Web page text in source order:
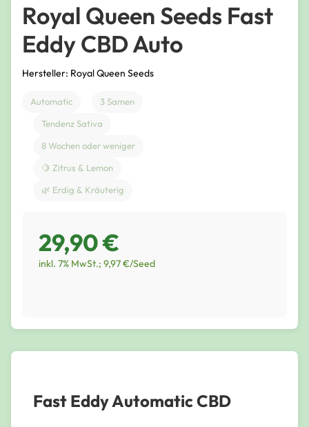
Royal Queen Seeds Fast
Eddy CBD Auto
Hersteller: Royal Queen Seeds
Automatic
3 Samen
Tendenz Sativa
8 Wochen oder weniger
🍋 Zitrus & Lemon
🌿 Erdig & Kräuterig
29,90 €
inkl. 7% MwSt.; 9,97 €/Seed
Fast Eddy Automatic CBD